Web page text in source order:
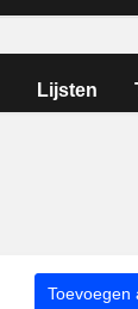
Lijsten
Toevoegen